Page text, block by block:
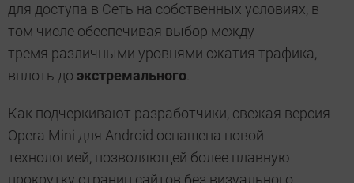
для доступа в Сеть на собственных условиях, в
том числе обеспечивая выбор между
тремя различными уровнями сжатия трафика,
вплоть до экстремального.
Как подчеркивают разработчики, свежая версия
Opera Mini для Android оснащена новой
технологией, позволяющей более плавную